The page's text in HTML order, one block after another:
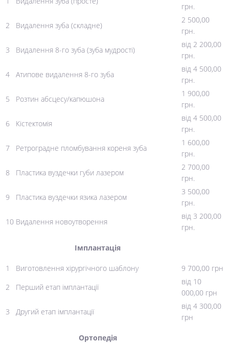
грн.
2
Видалення зуба (складне)
2 500,00
грн.
3
Видалення 8-го зуба (зуба мудрості)
від 2 200,00
грн.
4
Атипове видалення 8-го зуба
від 4 500,00
грн.
5
Розтин абсцесу/капюшона
1 900,00
грн.
6
Кістектомія
від 4 500,00
грн.
7
Ретроградне пломбування кореня зуба
1 600,00
грн.
8
Пластика вуздечки губи лазером
2 700,00
грн.
9
Пластика вуздечки язика лазером
3 500,00
грн.
10 Видалення новоутворення
від 3 200,00
грн.
Імплантація
1 Виготовлення хірургічного шаблону
9 700,00 грн
2
Перший етап імплантації
від 10
000,00 грн
3
Другий етап імплантації
від 4 300,00
грн
Ортопедія